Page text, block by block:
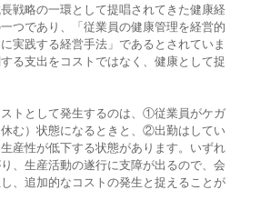
戦略の一環として提唱されてきた健康経
つであり、「従業員の健康管理を経営的
実践する経営手法」であるとされていま
る支出をコストではなく、健康として捉
トとして発生するのは、①従業員がケガ
む）状態になるときと、②出勤はしてい
産性が低下する状態があります。いずれ
、生産活動の遂行に支障が出るので、会
、追加的なコストの発生と捉えることが